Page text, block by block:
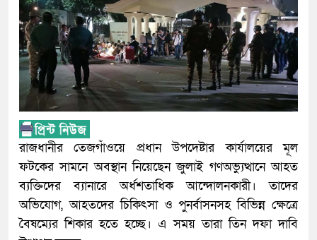
রাজধানীর তেজগাঁওয়ে প্রধান উপদেষ্টার কার্যালয়ের মূল
ফটকের সামনে অবস্থান নিয়েছেন জুলাই গণঅভ্যুত্থানে আহত
ব্যক্তিদের ব্যানারে অর্ধশতাধিক আন্দোলনকারী। তাদের
অভিযোগ, আহতদের চিকিৎসা ও পুনর্বাসনসহ বিভিন্ন ক্ষেত্রে
বৈষম্যের শিকার হতে হচ্ছে। এ সময় তারা তিন দফা দাবি